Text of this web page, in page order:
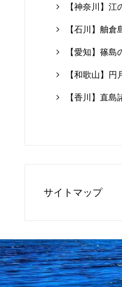
【神奈川】
【石川】舳
【愛知】篠
【和歌山】
【香川】直
サイトマップ